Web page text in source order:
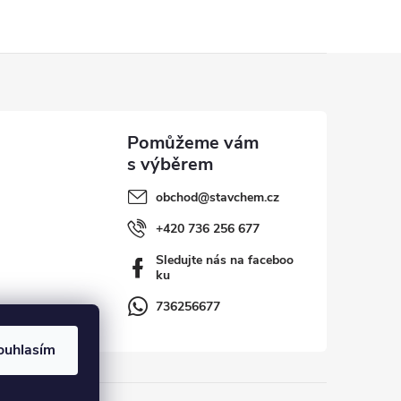
obchod@stavchem.cz
+420 736 256 677
Sledujte nás na faceboo
ku
736256677